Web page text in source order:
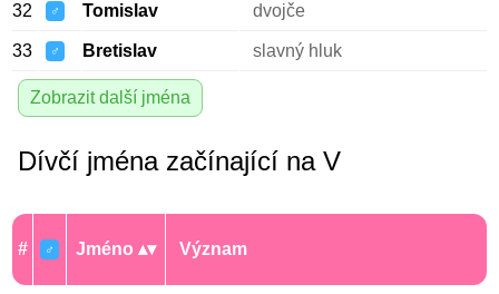
32 ♂ Tomislav dvojče
33 ♂ Bretislav slavný hluk
Zobrazit další jména
Dívčí jména začínající na V
# ♂ Jméno Význam